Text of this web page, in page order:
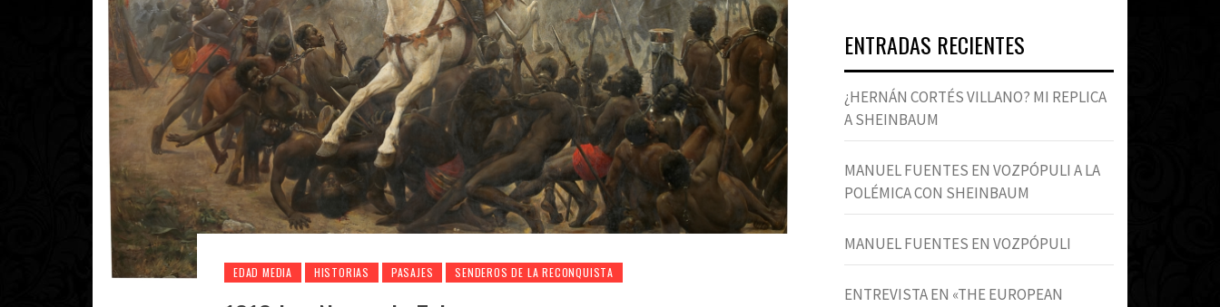
EDAD MEDIA HISTORIAS PASAJES SENDEROS DE LA RECONQUISTA
ENTRADAS RECIENTES
¿HERNÁN CORTÉS VILLANO? MI REPLICA
A SHEINBAUM
MANUEL FUENTES EN VOZPÓPULI A LA
POLÉMICA CON SHEINBAUM
MANUEL FUENTES EN VOZPÓPULI
ENTREVISTA EN «THE EUROPEAN